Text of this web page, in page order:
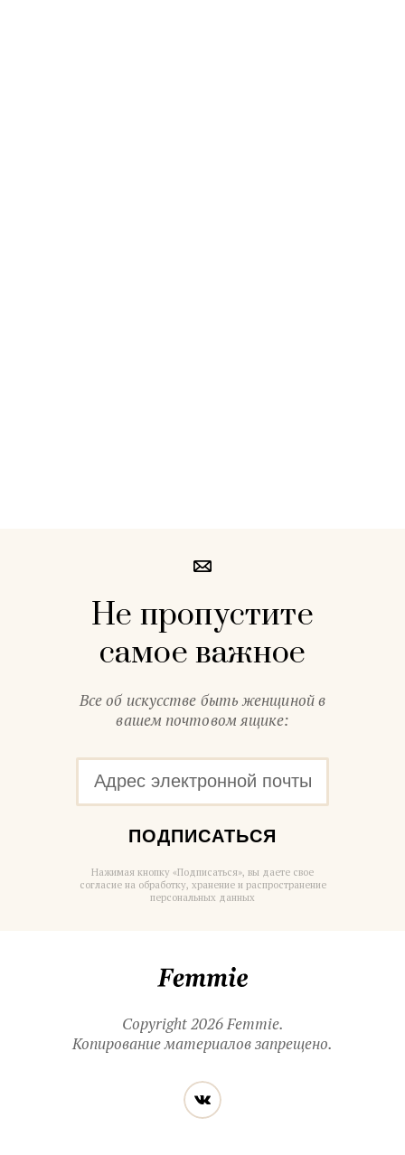
Не пропустите
самое важное
Все об искусстве быть женщиной в
вашем почтовом ящике:
ПОДПИСАТЬСЯ
Нажимая кнопку «Подписаться», вы даете свое
согласие на обработку, хранение и распространение
персональных данных
Copyright 2026 Femmie.
Копирование материалов запрещено.
Читайте
нас
в социальных